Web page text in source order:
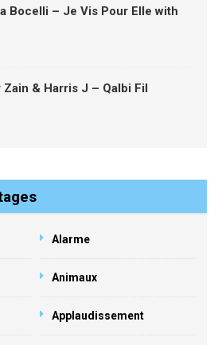
Bocelli – Je Vis Pour Elle with
& Harris J – Qalbi Fil
Alarme
Animaux
Applaudissement